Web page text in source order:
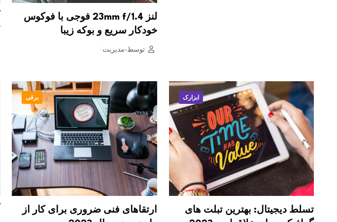
لنز 23mm f/1.4 فوجی با فوکوس
خودکار سریع و بوکه زیبا
توسط-مدیریت
ابزارک
تسلط دیجیتال: بهترین تبلت های
برقی
ارتقاهای فنی ضروری برای کار از